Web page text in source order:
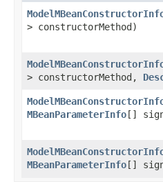
> constructorMethod)
> constructorMethod,
MBeanParameterInfo []
MBeanParameterInfo []